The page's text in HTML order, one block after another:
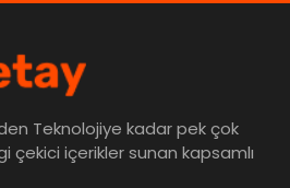
Teknolojiye kadar pek çok
çekici içerikler sunan kapsamlı